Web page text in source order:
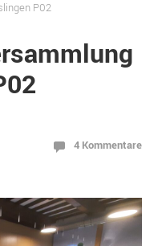
P02
4 Kommentare